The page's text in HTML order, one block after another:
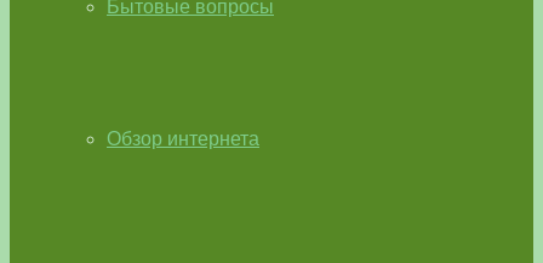
Бытовые вопросы
Обзор интернета